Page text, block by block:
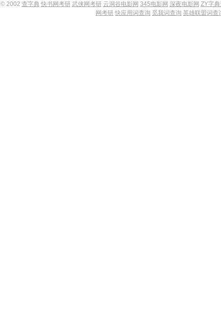
© 2002 查字典 快书网考研 武侠网考研 云洞谷电影网 345电影网 深夜电影网 ZY字
网考研 快应用词查询 觅我词查询 英雄联盟词查